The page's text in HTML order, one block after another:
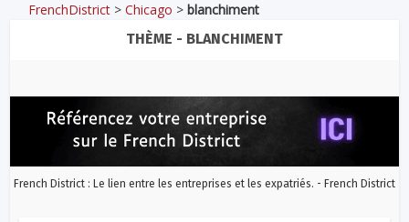
FrenchDistrict >Chicago >blanchiment
THÈME - BLANCHIMENT
French District : Le lien entre les entreprises et les expatriés. - French District